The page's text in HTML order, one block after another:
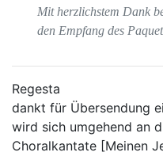
Mit herzlichstem Dank
den Empfang des
Regesta
dankt für Übersendung
wird sich umgehend an
Choralkantate [Meinen